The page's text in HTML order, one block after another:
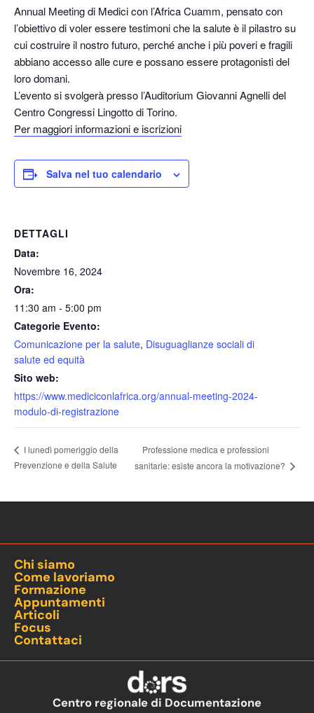
Annual Meeting di Medici con l’Africa Cuamm, pensato con
l’obiettivo di voler essere testimoni che la salute è il pilastro su
cui costruire il nostro futuro, perché anche i più poveri e fragili
abbiano accesso alle cure e possano essere protagonisti del
loro domani.
L’evento si svolgerà presso l’Auditorium Giovanni Agnelli del
Centro Congressi Lingotto di Torino.
Per maggiori informazioni e iscrizioni
Salva nel tuo calendario
DETTAGLI
Data:
Novembre 16, 2024
Ora:
11:30 am - 5:00 pm
Categorie Evento:
Comunicazione per la salute, Disuguaglianze sociali di
salute ed equità
Sito web:
https://www.mediciconlafrica.org/annual-meeting-2024-
modulo-di-registrazione
I lunedì pomeriggio della
Prevenzione e della Salute
Professione medica e professioni
sanitarie: esiste ancora la motivazione?
Chi siamo
Come lavoriamo
Formazione
Appuntamenti
Articoli
Focus
Contattaci
Centro regionale di Documentazione